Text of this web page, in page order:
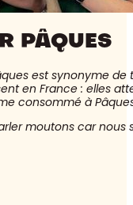
PÂQUES
est synonyme de
en France : elles
consommé à
moutons car